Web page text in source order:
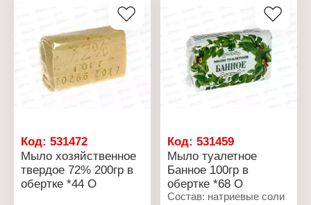
Тип товара: Туалетное
Аромат: "Яблочное"
Упаковка: в упаковке
Вес: 100 г
Код: 531472
Мыло хозяйственное
твердое 72% 200гр в
обертке *44 О
Код:531459
Мыло туалетное
Банное 100гр в
обертке *68 О
Состав: натриевые соли